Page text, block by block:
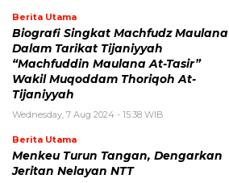
Berita Utama
Biografi Singkat Machfudz Maulana
Dalam Tarikat Tijaniyyah
“Machfuddin Maulana At-Tasir”
Wakil Muqoddam Thoriqoh At-
Tijaniyyah
Wednesday, 7 Aug 2024 - 15:38 WIB
Berita Utama
Menkeu Turun Tangan, Dengarkan
Jeritan Nelayan NTT